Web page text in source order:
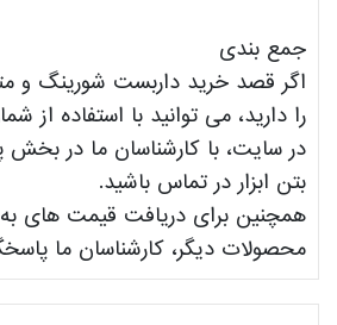
جمع بندی
اگر قصد خرید داربست شورینگ و
را دارید، می توانید با استفاده از
در سایت، با کارشناسان ما در بخش
بتن ابزار در تماس باشید.
همچنین برای دریافت قیمت های
محصولات دیگر، کارشناسان ما